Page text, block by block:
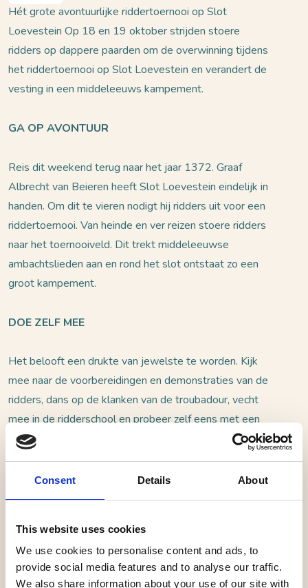
Consent Details About
This website uses cookies
We use cookies to personalise content and ads, to
provide social media features and to analyse our traffic.
We also share information about your use of our site with
Hét grote avontuurlijke riddertoernooi op Slot
Loevestein Op 18 en 19 oktober strijden stoere
ridders op dappere paarden om de overwinning tijdens
het riddertoernooi op Slot Loevestein en verandert de
vesting in een middeleeuws kampement.
GA OP AVONTUUR
Reis dit weekend terug naar het jaar 1372. Graaf
Albrecht van Beieren heeft Slot Loevestein eindelijk in
handen. Om dit te vieren nodigt hij ridders uit voor een
riddertoernooi. Van heinde en ver reizen stoere ridders
naar het toernooiveld. Dit trekt middeleeuwse
ambachtslieden aan en rond het slot ontstaat zo een
groot kampement.
DOE ZELF MEE
Het belooft een drukte van jewelste te worden. Kijk
mee naar de voorbereidingen en demonstraties van de
ridders, dans op de klanken van de troubadour, vecht
mee in de ridderschool en probeer zelf eens met een
handboog te schieten. Dwaal door het kampement en
ervaar hoe ze vroeger in de middeleeuwen leefden. Dan
is het tijd voor het hoogtepunt van de dag. Tijdens het
spectaculaire steekspel galopperen de ridders op hun
op het schild van de tegenstander. Het publiek houdt
de adem in, en juicht als het hout versplintert. Wie zal
de winnaar worden? Kies je favoriete ridder, moedig